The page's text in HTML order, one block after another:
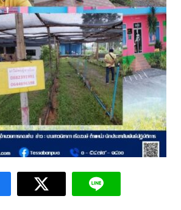
ริการนักท่องเที่ยว เทศบาลตำบลปัว
ร
เทศบาลตำบลปัว ประจำปีงบประมาณ 2561
Hotel & Cafe’ @Pua